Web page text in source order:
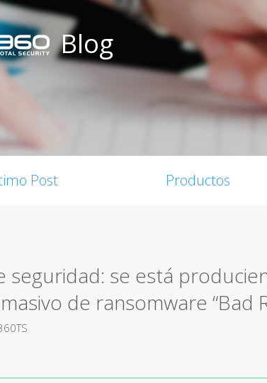
Blog
Post Productos
seguridad: se está
de ransomware “Bad